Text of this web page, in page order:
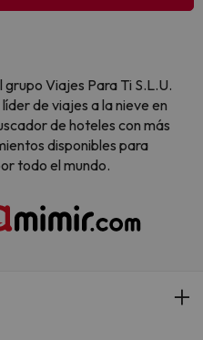
Viajes Para Ti S.L.U.
de viajes a la nieve en
de hoteles con más
disponibles para
todo el mundo.